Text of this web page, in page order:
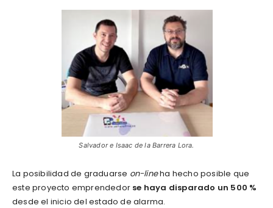
Salvador e Isaac de la Barrera Lora.
La posibilidad de graduarse on-lineha hecho posible que
este proyecto emprendedor se haya disparado un 500 %
desde el inicio del estado de alarma.